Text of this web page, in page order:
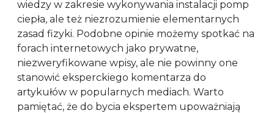
wiedzy w zakresie wykonywania instalacji pomp
ciepła, ale też niezrozumienie elementarnych
zasad fizyki. Podobne opinie możemy spotkać na
forach internetowych jako prywatne,
niezweryfikowane wpisy, ale nie powinny one
stanowić eksperckiego komentarza do
artykułów w popularnych mediach. Warto
pamiętać, że do bycia ekspertem upoważniają